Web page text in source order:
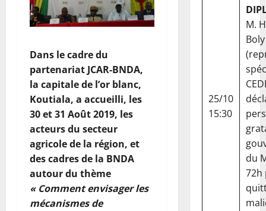
Dans le cadre du
partenariat JCAR-BNDA,
la capitale de l’or blanc,
Koutiala, a accueilli, les
30 et 31 Août 2019, les
acteurs du secteur
agricole de la région, et
des cadres de la BNDA
autour du thème
« Comment envisager les
mécanismes de
25/10
15:30
M.
Boly
du
72h